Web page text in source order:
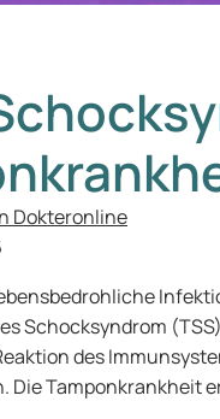
Dokteronline
Schocksyndrom
des
Die Tamponkrankheit